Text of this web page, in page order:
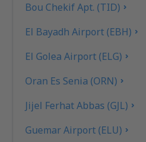
Bou Chekif Apt. (TID)
El Bayadh Airport (EBH)
El Golea Airport (ELG)
Oran Es Senia (ORN)
Jijel Ferhat Abbas (GJL)
Guemar Airport (ELU)